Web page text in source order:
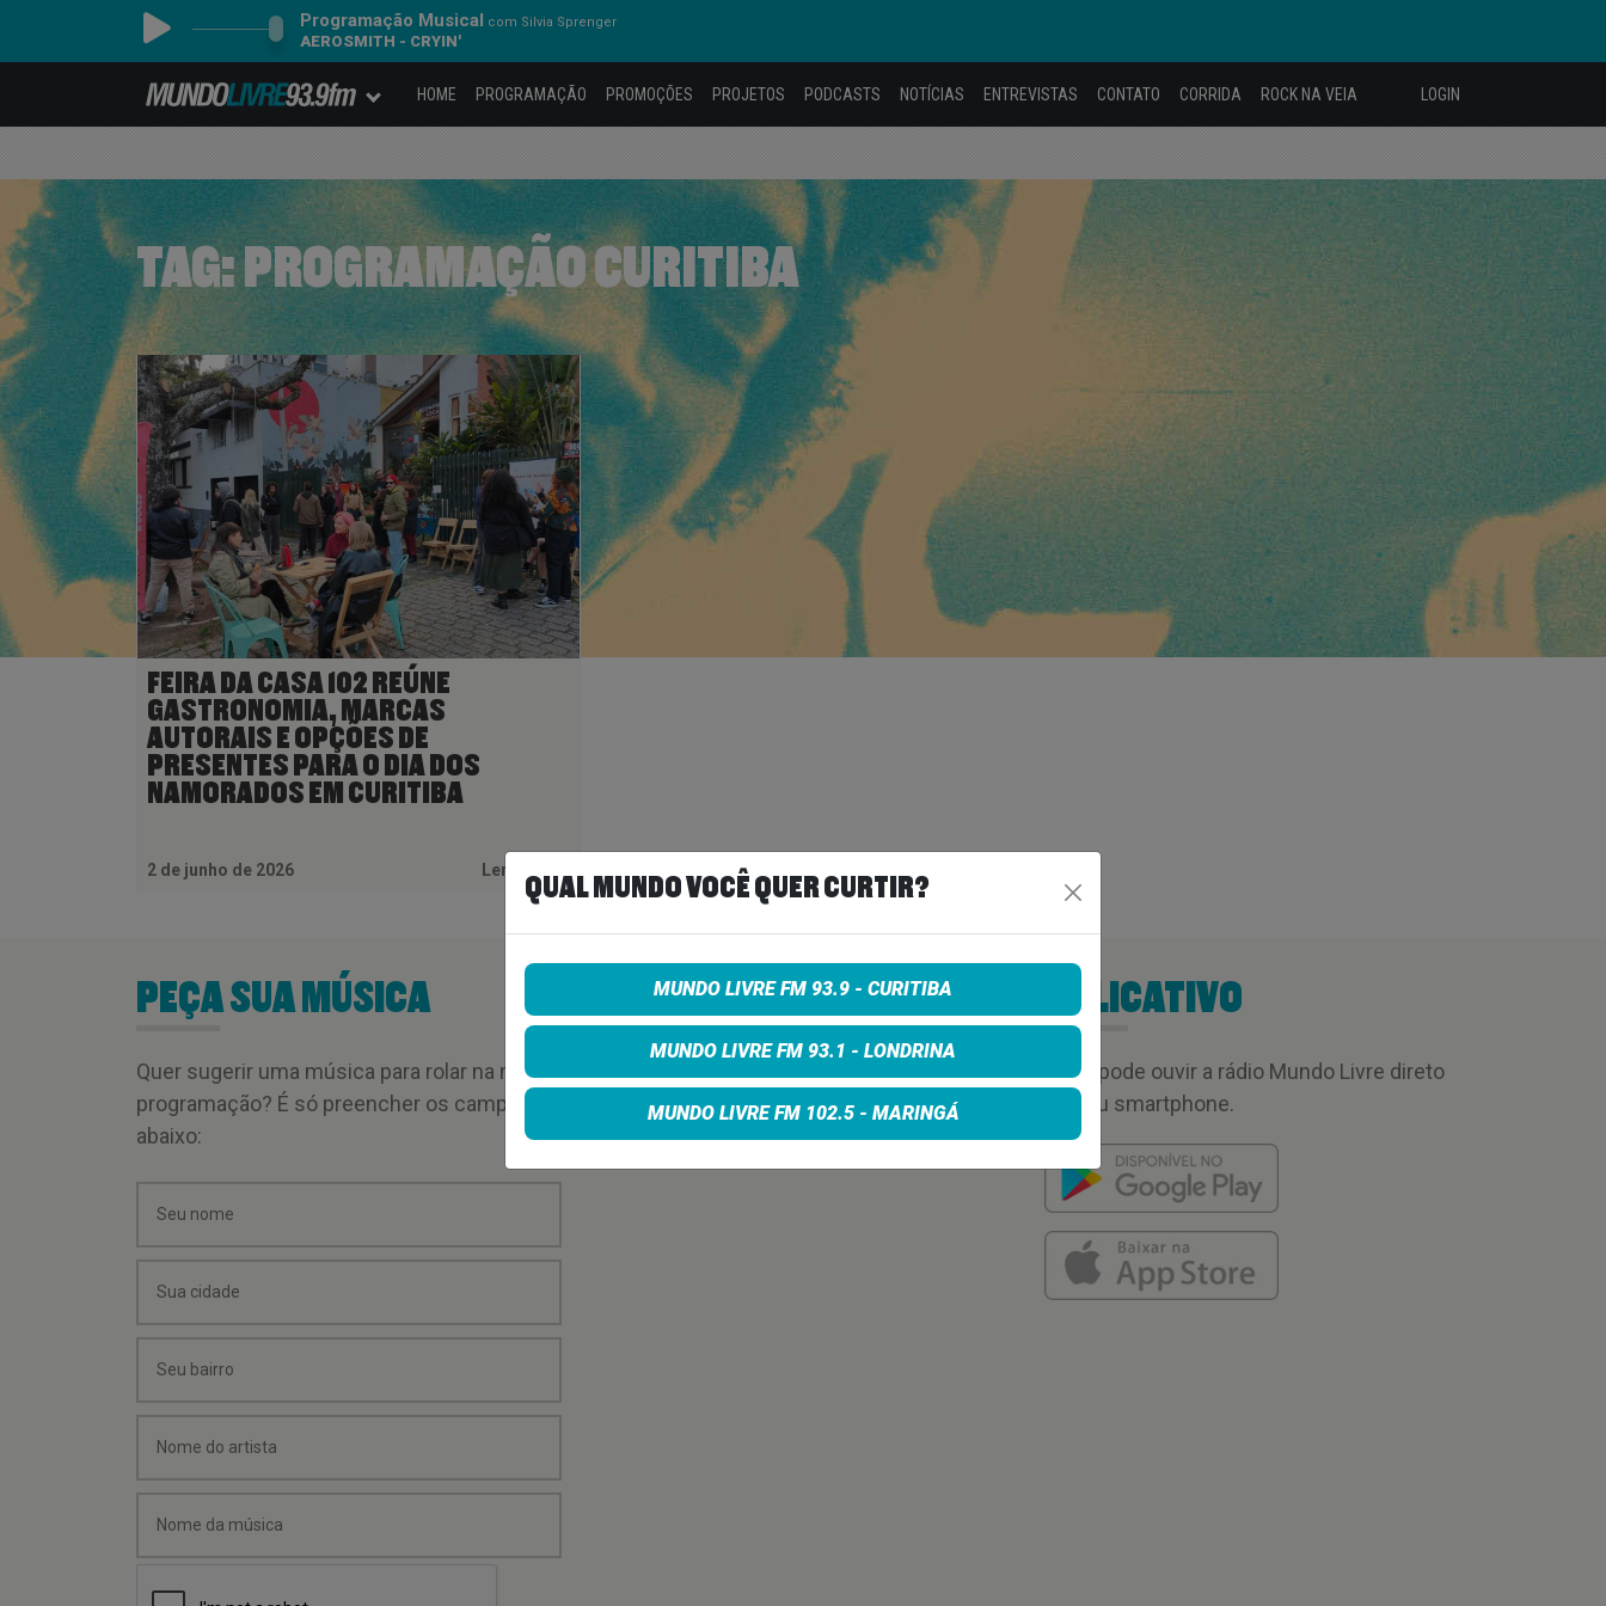
Programação Musical com Silvia Sprenger
AEROSMITH - CRYIN'
HOME PROGRAMAÇÃO PROMOÇÕES PROJETOS PODCASTS NOTÍCIAS ENTREVISTAS CONTATO CORRIDA ROCK NA VEIA LOGIN
TAG: PROGRAMAÇÃO CURITIBA
FEIRA DA CASA 102 REÚNE
GASTRONOMIA, MARCAS
AUTORAIS E OPÇÕES DE
PRESENTES PARA O DIA DOS
NAMORADOS EM CURITIBA
2 de junho de 2026 Ler Mais
PEÇA SUA MÚSICA
Quer sugerir uma música para rolar na minha
programação? É só preencher os campos
abaixo:
APLICATIVO
Você pode ouvir a rádio Mundo Livre direto
no seu smartphone.
QUAL MUNDO VOCÊ QUER CURTIR?
MUNDO LIVRE FM 93.9 - CURITIBA
MUNDO LIVRE FM 93.1 - LONDRINA
MUNDO LIVRE FM 102.5 - MARINGÁ